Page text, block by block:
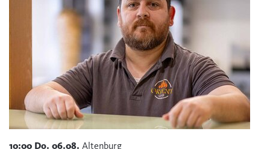
10:00 Do. 06.08. Altenburg